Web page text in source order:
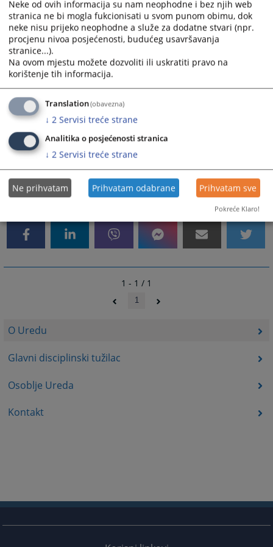
O Uredu
Glavni disciplinski tužilac
Osoblje Ureda
Kontakt
pritužbu protiv sudije, tužioca ili stručnog saradnika sa
sudijskim ovlaštenjima, osim sudija ustavnih sudova.
U interesu je građana i građanki da znaju da Ured
disciplinskog tužioca nije savjetodavni i nije žalbeni
organ. To znači da Ured ne može davati pravne savjete
u konkretnim postupcima, niti preispitivati sudijske ili
tužilačke odluke. Ured ne može uticati na dinamiku i
ishod postupka, ne imenuje, ne ocjenjuje i ne
razrješava dužnosti sudije i tužioce. Fokus rada Ureda
je istraživanje povreda dužnosti sudija i tužilaca, s
ciljem zaštite javnog interesa.
7257PREGLEDA
1 - 1 / 1
1
Neke od ovih informacija su nam neophodne i bez njih web
stranica ne bi mogla fukcionisati u svom punom obimu, dok
neke nisu prijeko neophodne a služe za dodatne stvari (npr.
procjenu nivoa posjećenosti, budućeg usavršavanja
stranice...).
Na ovom mjestu možete dozvoliti ili uskratiti pravo na
korištenje tih informacija.
Translation(obavezna)
↓ 2 Servisi treće strane
Analitika o posjećenosti stranica
↓ 2 Servisi treće strane
Ne prihvatam Prihvatam odabrane Prihvatam sve
Pokreće Klaro!